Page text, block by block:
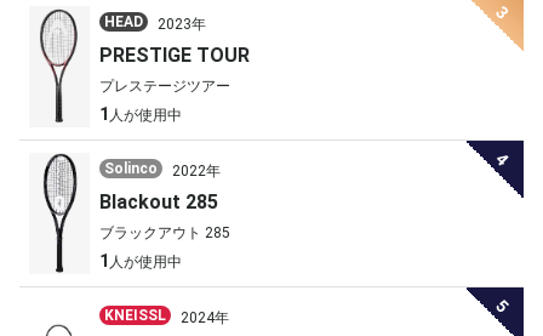
HEAD 2023年
PRESTIGE TOUR
プレステージツアー
1 人が使用中
3
Solinco 2022年
Blackout 285
ブラックアウト 285
1 人が使用中
4
KNEISSL 2024年
5